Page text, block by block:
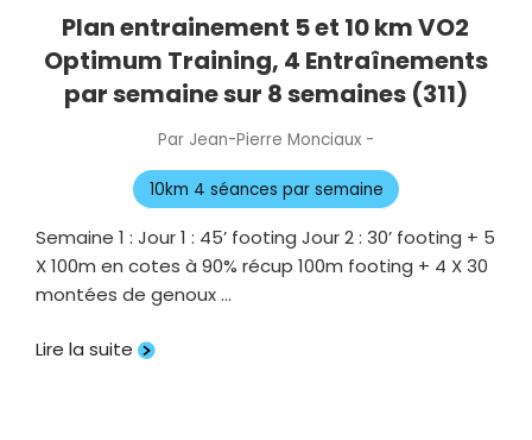
Plan entrainement 5 et 10 km VO2
Optimum Training, 4 Entraînements
par semaine sur 8 semaines (311)
Par Jean-Pierre Monciaux -
le
10km 4 séances par semaine
Semaine 1 : Jour 1 : 45’ footing Jour 2 : 30’ footing + 5
X 100m en cotes à 90% récup 100m footing + 4 X 30
montées de genoux …
Lire la suite